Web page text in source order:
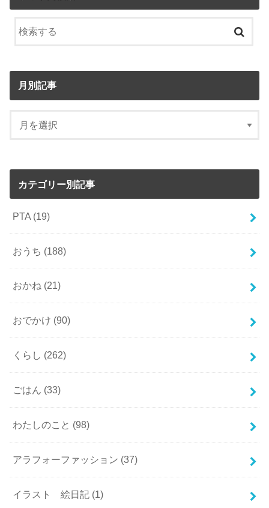
月別記事
カテゴリー別記事
PTA (19)
おうち (188)
おかね (21)
おでかけ (90)
くらし (262)
ごはん (33)
わたしのこと (98)
アラフォーファッション (37)
イラスト 絵日記 (1)